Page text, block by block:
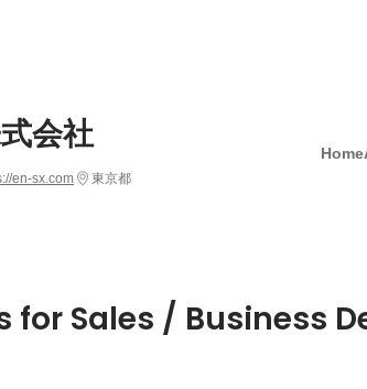
会社
en-sx.com 東京都
Home
for Sales / Business